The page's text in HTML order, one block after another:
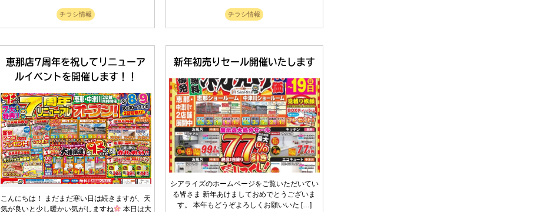
チラシ情報 チラシ情報
恵那店7周年を祝してリニューア
ルイベントを開催します！！
こんにちは！ まだまだ寒い日は続きますが、天
気が良いと少し暖かい気がしますね
本日は大
新年初売りセール開催いたします
シアライズのホームページをご覧いただいてい
る皆さま 新年あけましておめでとうございま
す。 本年もどうぞよろしくお願いいた […]